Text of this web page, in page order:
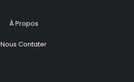
À Propos
Nous Contater